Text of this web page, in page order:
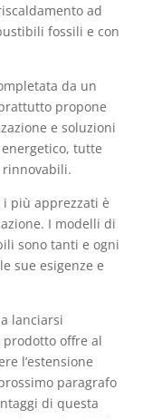
ad
fossili e con
da un
propone
e soluzioni
tutte
rinnovabili.
più apprezzati è
I modelli di
sono tanti e ogni
sue esigenze e
lanciarsi
prodotto offre al
l’estensione
paragrafo
di questa